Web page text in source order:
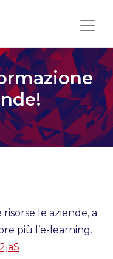
le aziende, a
più l’e-learning.